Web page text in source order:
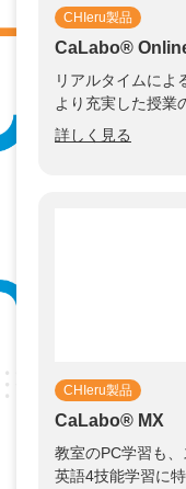
CHIeru製品
CaLabo®︎
リアルタイムによ
より充実した授業
詳しく見る
CHIeru製品
CaLabo®︎ MX
教室のPC学習も、
英語4技能学習に